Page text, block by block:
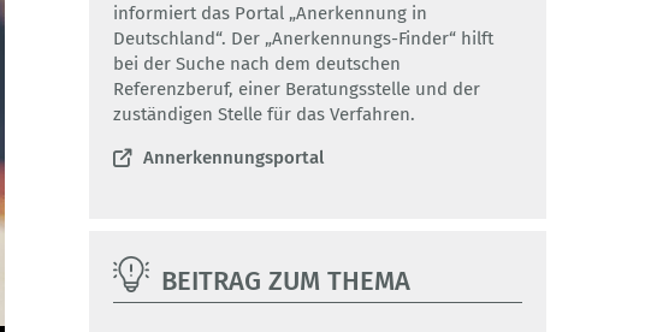
informiert das Portal „Anerkennung in
Deutschland“. Der „Anerkennungs-Finder“ hilft
bei der Suche nach dem deutschen
Referenzberuf, einer Beratungsstelle und der
zuständigen Stelle für das Verfahren.
Annerkennungsportal
BEITRAG ZUM THEMA